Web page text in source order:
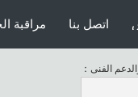
مراقبة اتصل بنا
الفنى：